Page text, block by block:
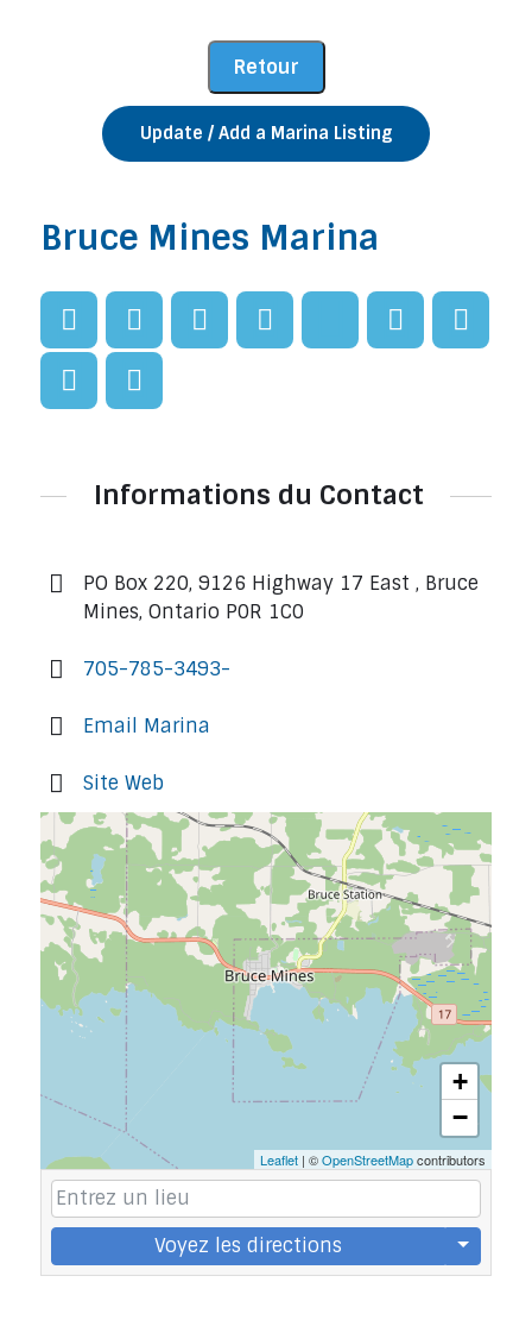
Update / Add a Marina Listing
Bruce Mines Marina
Informations du Contact
PO Box 220, 9126 Highway 17 East , Bruce
Mines, Ontario P0R 1C0
705-785-3493-
Email Marina
Site Web
+
−
Leaflet | ©OpenStreetMapcontributors
Voyez les directions